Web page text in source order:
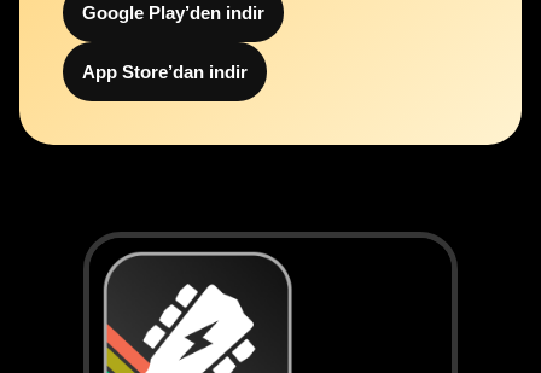
Google Play’den indir
App Store’dan indir